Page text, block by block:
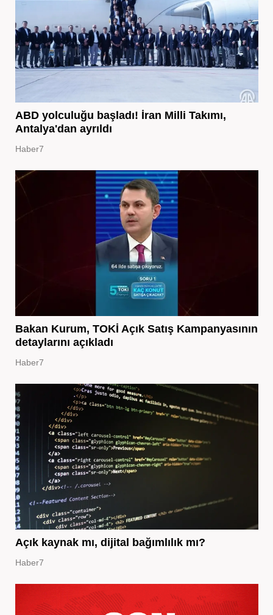
ABD yolculuğu başladı! İran Milli Takımı,
Antalya'dan ayrıldı
Haber7
Bakan Kurum, TOKİ Açık Satış Kampanyasının
detaylarını açıkladı
Haber7
Açık kaynak mı, dijital bağımlılık mı?
Haber7